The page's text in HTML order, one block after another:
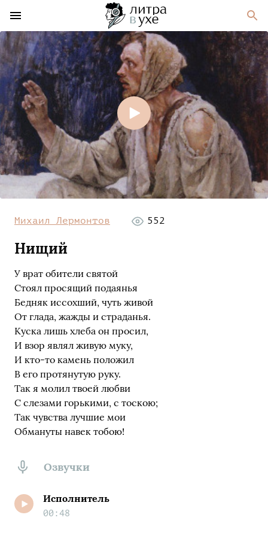
Михаил Лермонтов 552
Нищий
У врат обители святой
Стоял просящий подаянья
Бедняк иссохший, чуть живой
От глада, жажды и страданья.
Куска лишь хлеба он просил,
И взор являл живую муку,
И кто-то камень положил
В его протянутую руку.
Так я молил твоей любви
С слезами горькими, с тоскою;
Так чувства лучшие мои
Обмануты навек тобою!
Озвучки
Исполнитель
00:48